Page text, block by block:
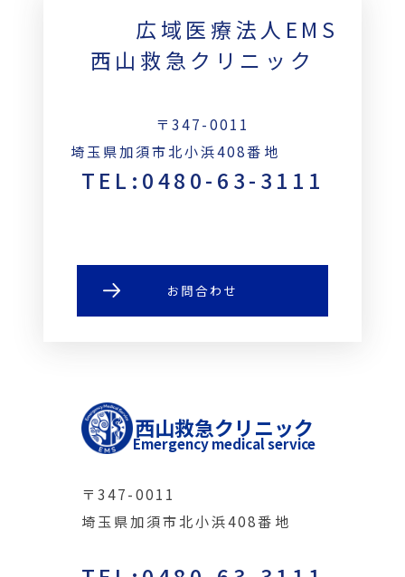
広域医療法人EMS
西山救急クリニック
〒347-0011
埼玉県加須市北小浜408番地
TEL:0480-63-3111
お問合わせ
西山救急クリニック
Emergency medical service
〒347-0011
埼玉県加須市北小浜408番地